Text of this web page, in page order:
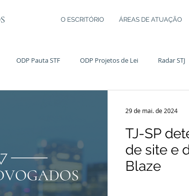
O ESCRITÓRIO ÁREAS DE ATUAÇÃO
ODP Pauta STF ODP Projetos de Lei Radar STJ
TJ-SP
de site e
Blaze
29 de mai. de 2024